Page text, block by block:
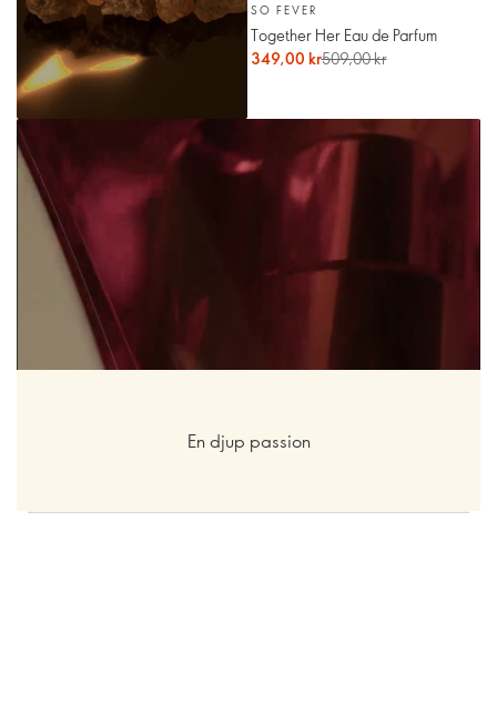
SO FEVER
Together Her Eau de Parfum
349,00 kr509,00 kr
En djup passion